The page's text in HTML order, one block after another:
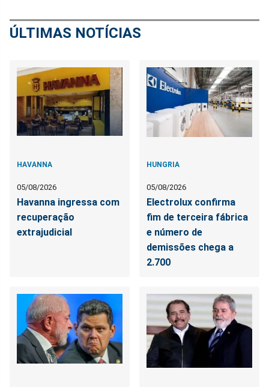
ÚLTIMAS NOTÍCIAS
HAVANNA
05/08/2026
Havanna ingressa com
recuperação
extrajudicial
HUNGRIA
05/08/2026
Electrolux confirma
fim de terceira fábrica
e número de
demissões chega a
2.700